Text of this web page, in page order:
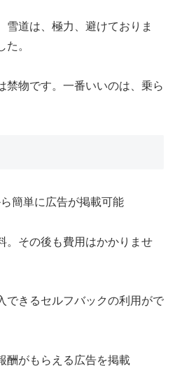
雪道は、極力、避けておりま
。
禁物です。一番いいのは、乗ら
簡単に広告が掲載可能
その後も費用はかかりませ
きるセルフバックの利用がで
がもらえる広告を掲載